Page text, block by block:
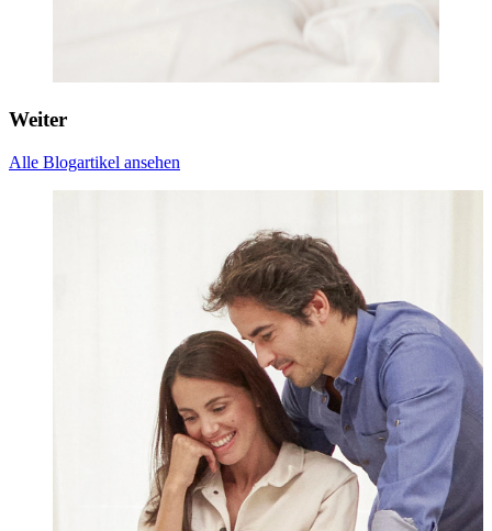
Weiter
Alle Blogartikel ansehen